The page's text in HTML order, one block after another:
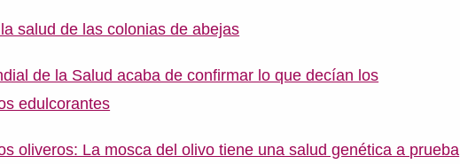
salud de las colonias de abejas
de la Salud acaba de confirmar lo que decían los
edulcorantes
oliveros: La mosca del olivo tiene una salud genética a prueba